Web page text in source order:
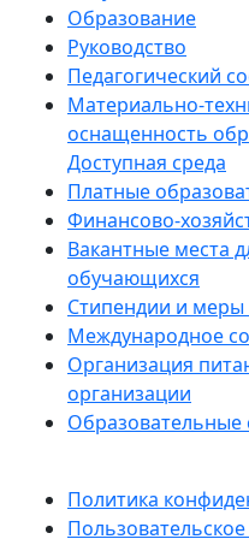
Образование
Руководство
Педагогический
Материально-
оснащенность
Доступная среда
Платные
Финансово-
Вакантные места
обучающихся
Стипендии и
Международное
Организация
организации
Образовательные
Политика